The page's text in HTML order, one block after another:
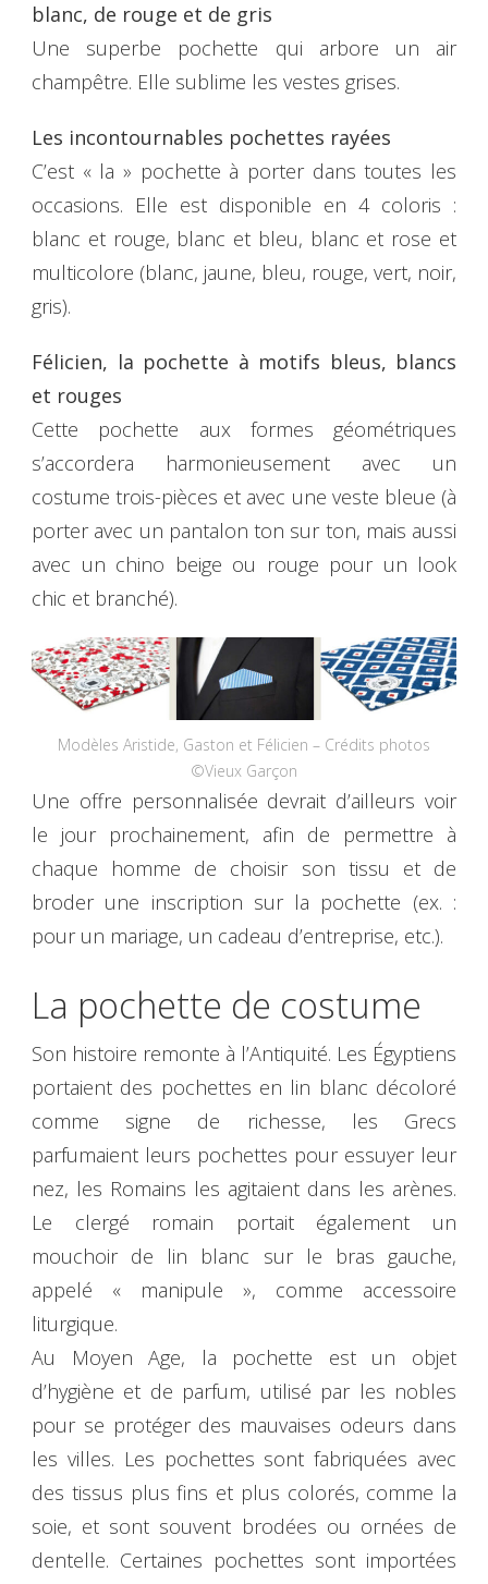
blanc, de rouge et de gris
Une superbe pochette qui arbore un air
champêtre. Elle sublime les vestes grises.
Les incontournables pochettes rayées
C’est « la » pochette à porter dans toutes les
occasions. Elle est disponible en 4 coloris :
blanc et rouge, blanc et bleu, blanc et rose et
multicolore (blanc, jaune, bleu, rouge, vert, noir,
gris).
Félicien, la pochette à motifs bleus, blancs
et rouges
Cette pochette aux formes géométriques
s’accordera harmonieusement avec un
costume trois-pièces et avec une veste bleue (à
porter avec un pantalon ton sur ton, mais aussi
avec un chino beige ou rouge pour un look
chic et branché).
Modèles Aristide, Gaston et Félicien – Crédits photos
©Vieux Garçon
Une offre personnalisée devrait d’ailleurs voir
le jour prochainement, afin de permettre à
chaque homme de choisir son tissu et de
broder une inscription sur la pochette (ex. :
pour un mariage, un cadeau d’entreprise, etc.).
La pochette de costume
Son histoire remonte à l’Antiquité. Les Égyptiens
portaient des pochettes en lin blanc décoloré
comme signe de richesse, les Grecs
parfumaient leurs pochettes pour essuyer leur
nez, les Romains les agitaient dans les arènes.
Le clergé romain portait également un
mouchoir de lin blanc sur le bras gauche,
appelé « manipule », comme accessoire
liturgique.
Au Moyen Age, la pochette est un objet
d’hygiène et de parfum, utilisé par les nobles
pour se protéger des mauvaises odeurs dans
les villes. Les pochettes sont fabriquées avec
des tissus plus fins et plus colorés, comme la
soie, et sont souvent brodées ou ornées de
dentelle. Certaines pochettes sont importées